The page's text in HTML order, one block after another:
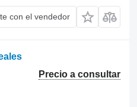
con el vendedor
Precio a consultar